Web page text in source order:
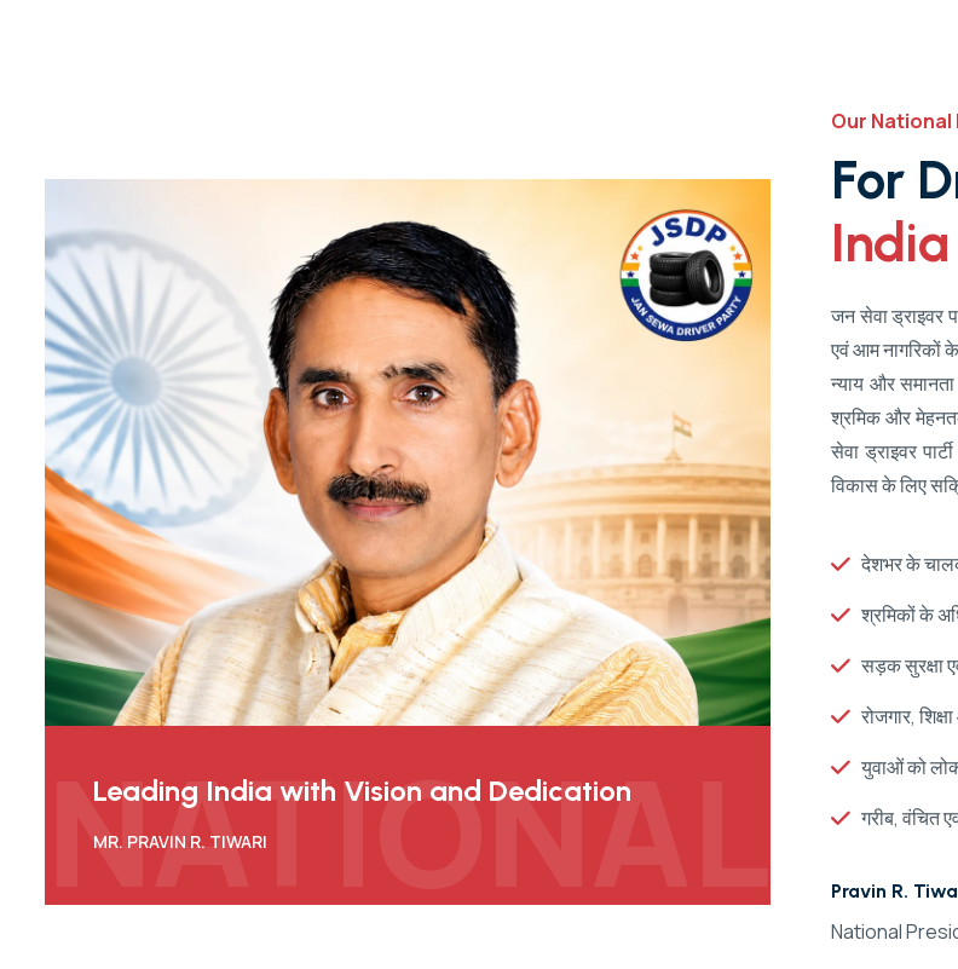
NATIONAL
Leading India with Vision and Dedication
MR. PRAVIN R. TIWARI
Our National
For D
India
जन सेवा ड्राइवर
एवं आम नागरिकों
न्याय और
श्रमिक और
सेवा ड्राइवर
विकास के लिए
देशभर के
श्रमिकों के
सड़क सुरक्षा
रोजगार,
युवाओं को
गरीब, वंचित
Pravin R.
National